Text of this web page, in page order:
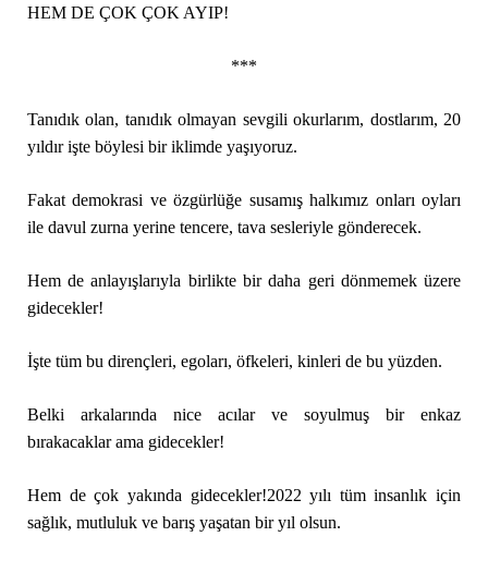
HEM DE ÇOK ÇOK AYIP!
***
Tanıdık olan, tanıdık olmayan sevgili okurlarım, dostlarım, 20
yıldır işte böylesi bir iklimde yaşıyoruz.
Fakat demokrasi ve özgürlüğe susamış halkımız onları oyları
ile davul zurna yerine tencere, tava sesleriyle gönderecek.
Hem de anlayışlarıyla birlikte bir daha geri dönmemek üzere
gidecekler!
İşte tüm bu dirençleri, egoları, öfkeleri, kinleri de bu yüzden.
Belki arkalarında nice acılar ve soyulmuş bir enkaz
bırakacaklar ama gidecekler!
Hem de çok yakında gidecekler!2022 yılı tüm insanlık için
sağlık, mutluluk ve barış yaşatan bir yıl olsun.